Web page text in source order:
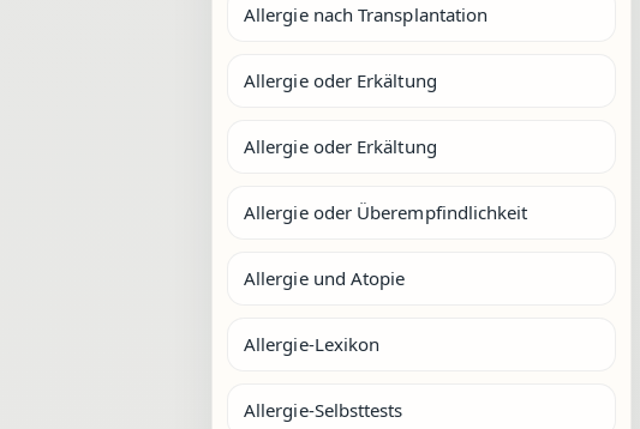
Allergie nach Transplantation
Allergie oder Erkältung
Allergie oder Erkältung
Allergie oder Überempfindlichkeit
Allergie und Atopie
Allergie-Lexikon
Allergie-Selbsttests